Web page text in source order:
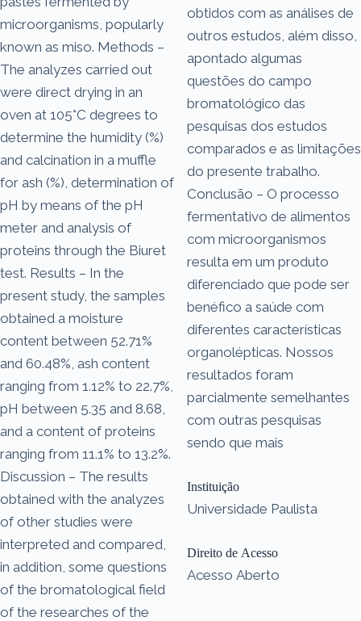
microorganisms, popularly
known as miso. Methods –
The analyzes carried out
were direct drying in an
oven at 105°C degrees to
determine the humidity (%)
and calcination in a muffle
for ash (%), determination of
pH by means of the pH
meter and analysis of
proteins through the Biuret
test. Results – In the
present study, the samples
obtained a moisture
content between 52.71%
and 60.48%, ash content
ranging from 1.12% to 22.7%,
pH between 5.35 and 8.68,
and a content of proteins
ranging from 11.1% to 13.2%.
Discussion – The results
obtained with the analyzes
of other studies were
interpreted and compared,
in addition, some questions
of the bromatological field
of the researches of the
obtidos com as análises de
outros estudos, além disso,
apontado algumas
questões do campo
bromatológico das
pesquisas dos estudos
comparados e as limitações
do presente trabalho.
Conclusão – O processo
fermentativo de alimentos
com microorganismos
resulta em um produto
diferenciado que pode ser
benéfico a saúde com
diferentes características
organolépticas. Nossos
resultados foram
parcialmente semelhantes
com outras pesquisas
sendo que mais
Instituição
Universidade Paulista
Direito de Acesso
Acesso Aberto